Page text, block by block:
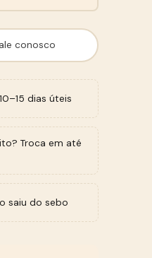
conosco
dias úteis
Troca em até
saiu do sebo